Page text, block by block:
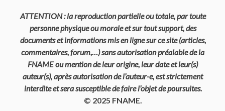
ATTENTION : la reproduction partielle ou totale, par toute
personne physique ou morale et sur tout support, des
documents et informations mis en ligne sur ce site (articles,
commentaires, forum,…) sans autorisation préalable de la
FNAME ou mention de leur origine, leur date et leur(s)
auteur(s), après autorisation de l’auteur-e, est strictement
interdite et sera susceptible de faire l’objet de poursuites.
© 2025 FNAME.